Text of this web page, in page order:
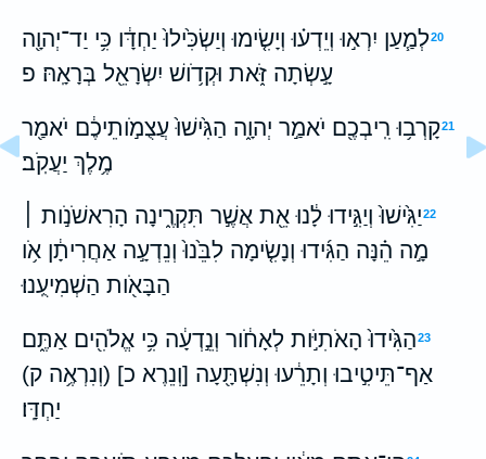
20לְמַ֧עַן יִרְא֣וּ וְיֵדְע֗וּ וְיָשִׂ֤ימוּ וְיַשְׂכִּ֙ילוּ֙ יַחְדָּ֔ו כִּ֥י יַד־יְהוָ֖ה
עָ֣שְׂתָה זֹּ֑את וּקְדֹ֥ושׁ יִשְׂרָאֵ֖ל בְּרָאָֽהּ׃ פ
21קָרְב֥וּ רִֽיבְכֶ֖ם יֹאמַ֣ר יְהוָ֑ה הַגִּ֙ישׁוּ֙ עֲצֻמֹ֣ותֵיכֶ֔ם יֹאמַ֖ר
מֶ֥לֶךְ יַעֲקֹֽב׃
22יַגִּ֙ישׁוּ֙ וְיַגִּ֣ידוּ לָ֔נוּ אֵ֖ת אֲשֶׁ֣ר תִּקְרֶ֑ינָה הָרִאשֹׁנֹ֣ות ׀
מָ֣ה הֵ֗נָּה הַגִּ֜ידוּ וְנָשִׂ֤ימָה לִבֵּ֙נוּ֙ וְנֵדְעָ֣ה אַחֲרִיתָ֔ן אֹ֥ו
הַבָּאֹ֖ות הַשְׁמִיעֻֽנוּ׃
23הַגִּ֙ידוּ֙ הָאֹתִיֹּ֣ות לְאָחֹ֔ור וְנֵ֣דְעָ֔ה כִּ֥י אֱלֹהִ֖ים אַתֶּ֑ם
אַף־תֵּיטִ֣יבוּ וְתָרֵ֔עוּ וְנִשְׁתָּ֖עָה [וְנֵרֶא כ] (וְנִרְאֶ֥ה ק)
יַחְדָּֽו׃